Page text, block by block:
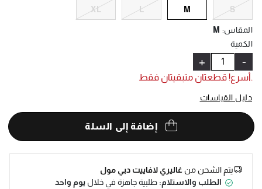
S
M
L
XL
المقاس:
M
الكمية
-
+
.أسرع! قطعتان متبقيتان فقط
دليل القياسات
إضافة إلى السلة
يتم الشحن منغاليري لافاييت دبي مول
الطلب والاستلام: طلبية جاهزة في خلال يوم واحد